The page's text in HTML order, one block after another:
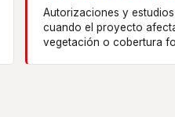
Autorizaciones y estudios
cuando el proyecto
vegetación o cobertura